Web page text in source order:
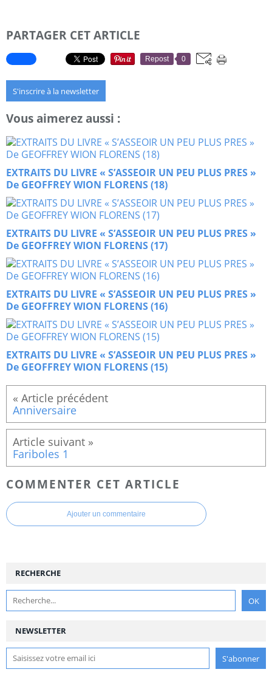
PARTAGER CET ARTICLE
Repost 0
S'inscrire à la newsletter
Vous aimerez aussi :
EXTRAITS DU LIVRE « S’ASSEOIR UN PEU PLUS PRES »
De GEOFFREY WION FLORENS (18)
EXTRAITS DU LIVRE « S’ASSEOIR UN PEU PLUS PRES »
De GEOFFREY WION FLORENS (17)
EXTRAITS DU LIVRE « S’ASSEOIR UN PEU PLUS PRES »
De GEOFFREY WION FLORENS (16)
EXTRAITS DU LIVRE « S’ASSEOIR UN PEU PLUS PRES »
De GEOFFREY WION FLORENS (15)
Anniversaire
Fariboles 1
COMMENTER CET ARTICLE
Ajouter un commentaire
NEWSLETTER
RECHERCHE